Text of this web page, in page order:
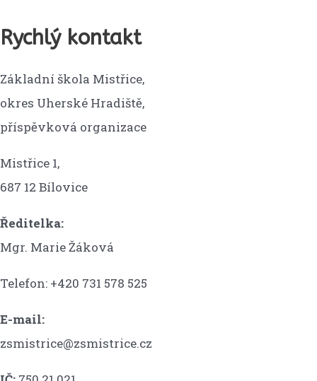
Rychlý kontakt
Základní škola Mistřice,
okres Uherské Hradiště,
příspěvková organizace
Mistřice 1,
687 12 Bílovice
Ředitelka:
Mgr. Marie Žáková
Telefon: +420 731 578 525
E-mail:
zsmistrice@zsmistrice.cz